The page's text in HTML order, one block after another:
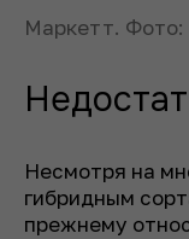
Маркетт. Фото:
Несмотря на
гибридным
прежнему